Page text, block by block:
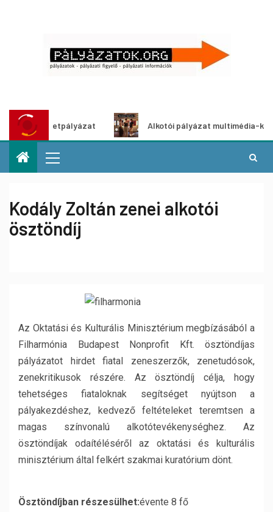
ötletpályázat Alkotói pályázat multimédia-kiállításhoz
Kodály Zoltán zenei alkotói
ösztöndíj
Az Oktatási és Kulturális Minisztérium megbízásából a
Filharmónia Budapest Nonprofit Kft. ösztöndíjas
pályázatot hirdet fiatal zeneszerzők, zenetudósok,
zenekritikusok részére. Az ösztöndíj célja, hogy
tehetséges fiataloknak segítséget nyújtson a
pályakezdéshez, kedvező feltételeket teremtsen a
magas színvonalú alkotótevékenységhez. Az
ösztöndíjak odaítéléséről az oktatási és kulturális
minisztérium által felkért szakmai kuratórium dönt.
Ösztöndíjban részesülhet:évente 8 fő